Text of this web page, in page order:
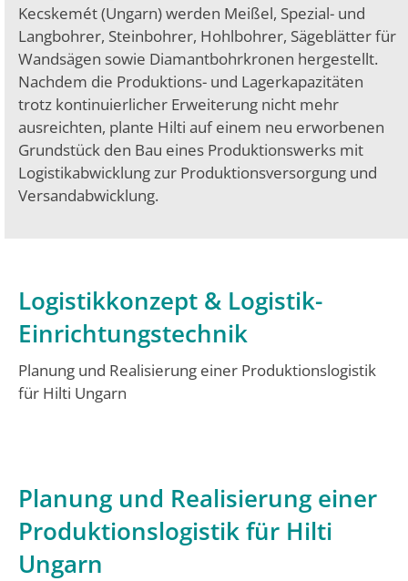
Kecskemét (Ungarn) werden Meißel, Spezial- und
Langbohrer, Steinbohrer, Hohlbohrer, Sägeblätter für
Wandsägen sowie Diamantbohrkronen hergestellt.
Nachdem die Produktions- und Lagerkapazitäten
trotz kontinuierlicher Erweiterung nicht mehr
ausreichten, plante Hilti auf einem neu erworbenen
Grundstück den Bau eines Produktionswerks mit
Logistikabwicklung zur Produktionsversorgung und
Versandabwicklung.
Logistikkonzept & Logistik-
Einrichtungstechnik
Planung und Realisierung einer Produktionslogistik
für Hilti Ungarn
Planung und Realisierung einer
Produktionslogistik für Hilti
Ungarn